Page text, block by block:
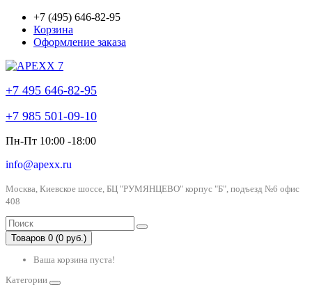
+7 (495) 646-82-95
Корзина
Оформление заказа
+7 495 646-82-95
+7 985 501-09-10
Пн-Пт 10:00 -18:00
info@apexx.ru
Москва, Киевское шоссе, БЦ "РУМЯНЦЕВО" корпус "Б", подъезд №6 офис
408
Товаров 0 (0 руб.)
Ваша корзина пуста!
Категории